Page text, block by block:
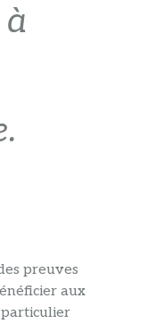
à
preuves
aux
particulier